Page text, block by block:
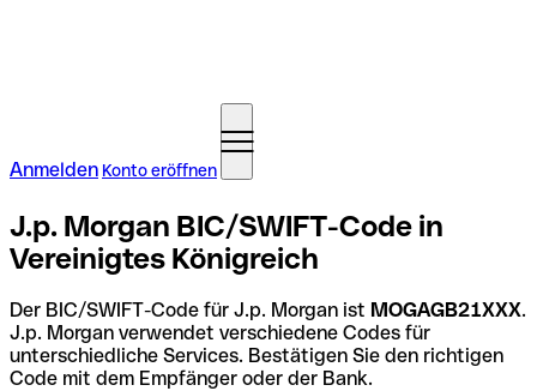
Anmelden Konto eröffnen
J.p. Morgan BIC/SWIFT-Code in
Vereinigtes Königreich
Der BIC/SWIFT-Code für J.p. Morgan ist MOGAGB21XXX.
J.p. Morgan verwendet verschiedene Codes für
unterschiedliche Services. Bestätigen Sie den richtigen
Code mit dem Empfänger oder der Bank.